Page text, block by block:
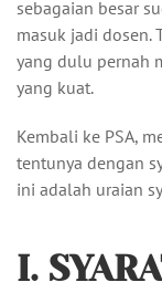
sebagaian besar
masuk jadi dosen.
yang dulu pernah
yang kuat.
Kembali ke PSA,
tentunya dengan
ini adalah uraian
I.